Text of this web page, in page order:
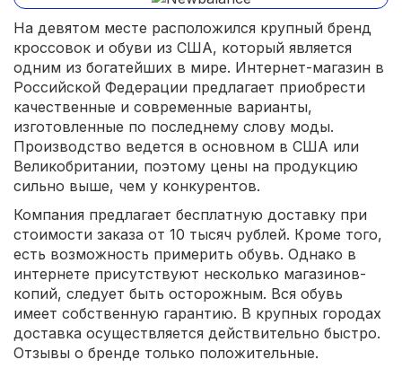
На девятом месте расположился крупный бренд
кроссовок и обуви из США, который является
одним из богатейших в мире. Интернет-магазин в
Российской Федерации предлагает приобрести
качественные и современные варианты,
изготовленные по последнему слову моды.
Производство ведется в основном в США или
Великобритании, поэтому цены на продукцию
сильно выше, чем у конкурентов.
Компания предлагает бесплатную доставку при
стоимости заказа от 10 тысяч рублей. Кроме того,
есть возможность примерить обувь. Однако в
интернете присутствуют несколько магазинов-
копий, следует быть осторожным. Вся обувь
имеет собственную гарантию. В крупных городах
доставка осуществляется действительно быстро.
Отзывы о бренде только положительные.